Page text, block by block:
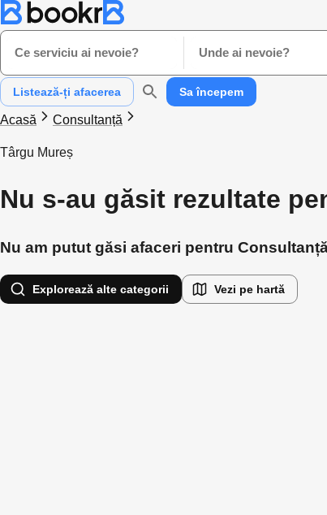
Ce serviciu ai nevoie? Unde ai nevoie?
Listează-ți afacerea Sa începem
Acasă Consultanță
Târgu Mureș
Nu s-au găsit rezultate
Nu am putut găsi afaceri pentru
Explorează alte categorii Vezi pe hartă